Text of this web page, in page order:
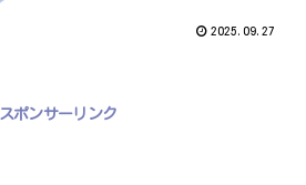
2025.09.27
スポンサーリンク